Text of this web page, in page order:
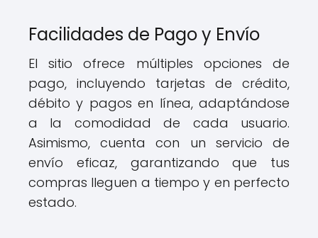
Facilidades de Pago y Envío
El sitio ofrece múltiples opciones de
pago, incluyendo tarjetas de crédito,
débito y pagos en línea, adaptándose
a la comodidad de cada usuario.
Asimismo, cuenta con un servicio de
envío eficaz, garantizando que tus
compras lleguen a tiempo y en perfecto
estado.